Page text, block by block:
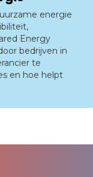
energie
Energy
bedrijven in
te
en hoe helpt